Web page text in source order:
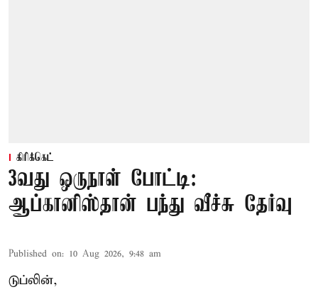
கிரிக்கெட்
3வது ஒருநாள் போட்டி:
ஆப்கானிஸ்தான் பந்து வீச்சு தேர்வு
Published on: 10 Aug 2026, 9:48 am
டுப்லின்,